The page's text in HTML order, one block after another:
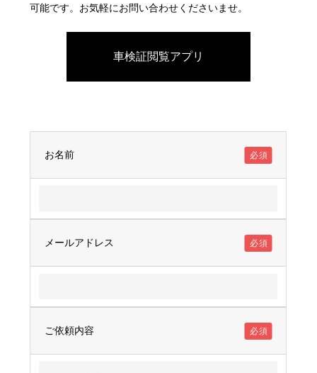
可能です。お気軽にお問い合わせくださいませ。
車検証閲覧アプリ
お名前 必須
メールアドレス 必須
ご依頼内容 必須